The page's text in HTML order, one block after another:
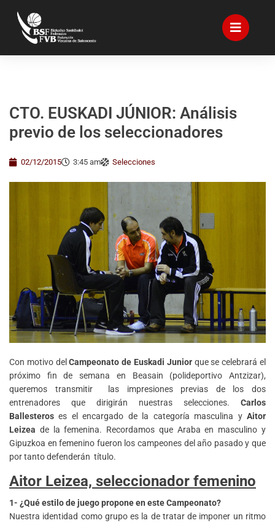
CTO. EUSKADI JÚNIOR: Análisis
previo de los seleccionadores
02/12/2015 3:45 am Selecciones
Con motivo delCampeonato de Euskadi Juniorque se celebrará el
próximo fin de semana en Beasain (polideportivo Antzizar),
queremos transmitir las impresiones previas de los dos
entrenadores que dirigirán nuestras selecciones. Carlos
Ballesteros es el encargado de la categoría masculina y Aitor
Leizea de la femenina. Recordamos que Araba en masculino y
Gipuzkoa en femenino fueron los campeones del año pasado y que
por tanto defenderán título.
Aitor Leizea, seleccionador femenino
1- ¿Qué estilo de juego propone en este Campeonato?
Nuestra identidad como grupo es la de tratar de imponer un ritmo